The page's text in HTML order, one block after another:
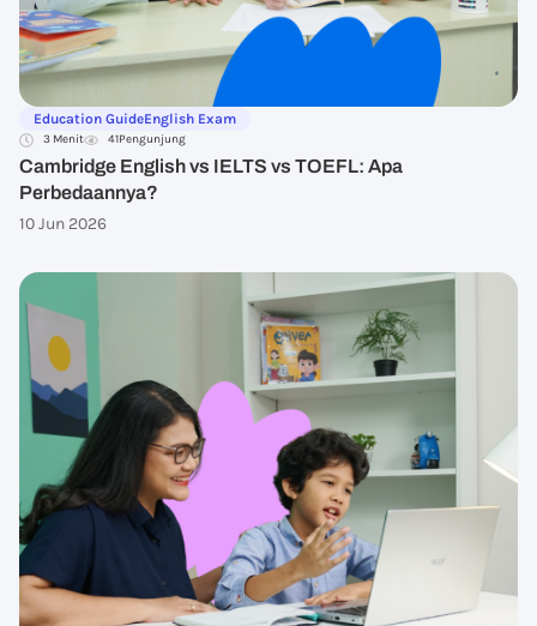
Education GuideEnglish Exam
3 Menit 41Pengunjung
Cambridge English vs IELTS vs TOEFL: Apa
Perbedaannya?
10 Jun 2026